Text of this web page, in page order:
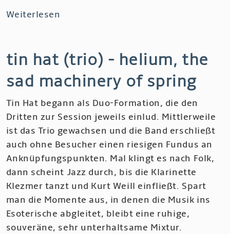
Weiterlesen
&
the
Thing
The
Cherry
Thing
tin hat (trio) - helium, the
sad machinery of spring
Tin Hat begann als Duo-Formation, die den
Dritten zur Session jeweils einlud. Mittlerweile
ist das Trio gewachsen und die Band erschließt
auch ohne Besucher einen riesigen Fundus an
Anknüpfungspunkten. Mal klingt es nach Folk,
dann scheint Jazz durch, bis die Klarinette
Klezmer tanzt und Kurt Weill einfließt. Spart
man die Momente aus, in denen die Musik ins
Esoterische abgleitet, bleibt eine ruhige,
souveräne, sehr unterhaltsame Mixtur.